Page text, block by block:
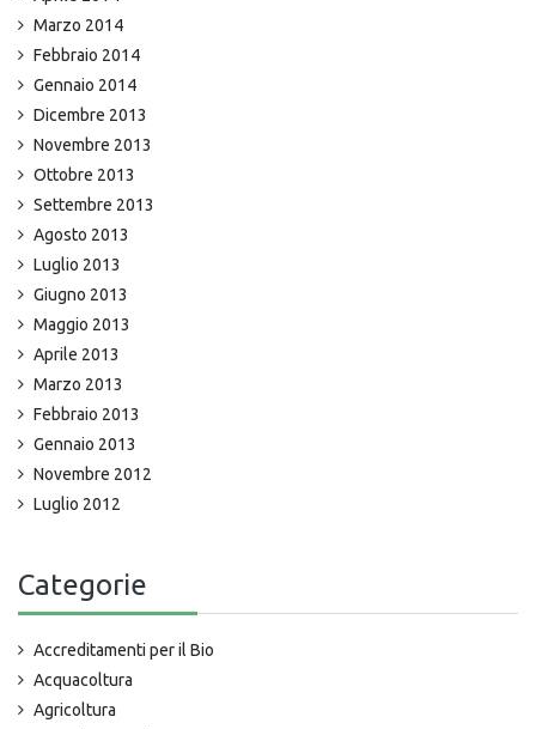
Marzo 2014
Febbraio 2014
Gennaio 2014
Dicembre 2013
Novembre 2013
Ottobre 2013
Settembre 2013
Agosto 2013
Luglio 2013
Giugno 2013
Maggio 2013
Aprile 2013
Marzo 2013
Febbraio 2013
Gennaio 2013
Novembre 2012
Luglio 2012
Categorie
Accreditamenti per il Bio
Acquacoltura
Agricoltura